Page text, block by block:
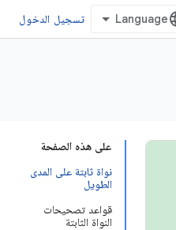
تسجيل الدخول
على هذه الصفحة
نواة ثابتة على المدى
الطويل
قواعد تصحيحات
النواة الثابتة